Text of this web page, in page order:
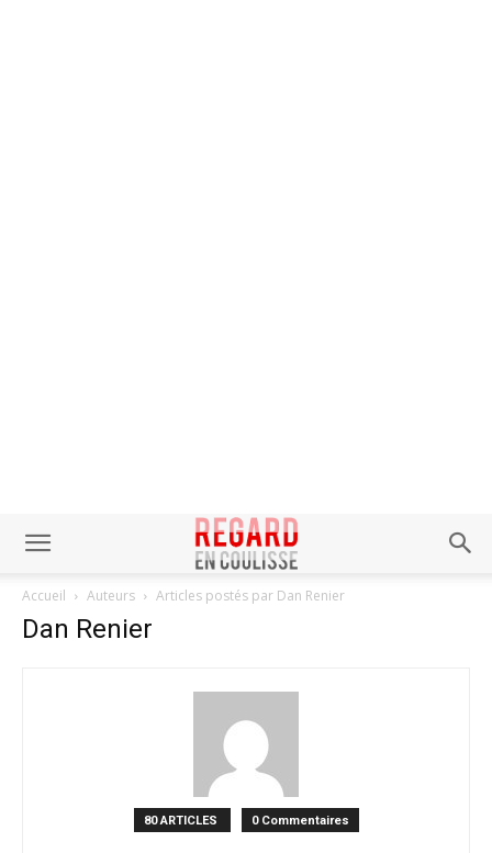
Accueil Auteurs Articles postés par Dan Renier
Dan Renier
80 ARTICLES 0 Commentaires